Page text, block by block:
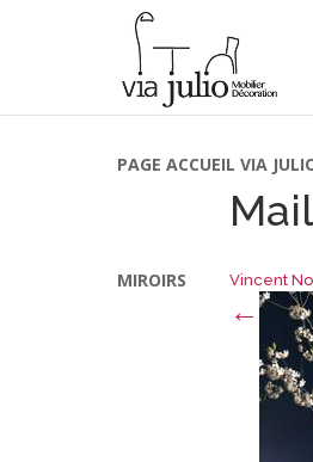
PAGE ACCUEIL VIA
MIROIRS Vincent
←